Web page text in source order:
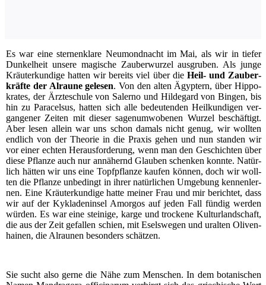
Es war eine ster­nen­kla­re Neu­mond­nacht im Mai, als wir in tie­fer
Dun­kel­heit unse­re magi­sche Zau­ber­wur­zel aus­gru­ben. Als jun­ge
Kräu­ter­kun­di­ge hat­ten wir bereits viel über die Heil- und Zau­ber­
kräf­te der Alrau­ne gele­sen. Von den alten Ägyp­tern, über Hip­po­
kra­tes, der Ärz­te­schu­le von Saler­no und Hil­de­gard von Bin­gen, bis
hin zu Para­cel­sus, hat­ten sich alle bedeu­ten­den Heil­kun­di­gen ver­
gan­ge­ner Zei­ten mit die­ser sagen­um­wo­be­nen Wur­zel beschäf­tigt.
Aber lesen allein war uns schon damals nicht genug, wir woll­ten
end­lich von der Theo­rie in die Pra­xis gehen und nun stan­den wir
vor einer ech­ten Her­aus­for­de­rung, wenn man den Geschich­ten über
die­se Pflan­ze auch nur annä­hernd Glau­ben schen­ken konn­te. Natür­
lich hät­ten wir uns eine Topf­pflan­ze kau­fen kön­nen, doch wir woll­
ten die Pflan­ze unbe­dingt in ihrer natür­li­chen Umge­bung ken­nen­ler­
nen. Eine Kräu­ter­kun­di­ge hat­te mei­ner Frau und mir berich­tet, dass
wir auf der Kykla­den­in­sel Amor­gos auf jeden Fall fün­dig wer­den
wür­den. Es war eine stei­ni­ge, kar­ge und tro­cke­ne Kul­tur­land­schaft,
die aus der Zeit gefal­len schien, mit Esels­we­gen und uralten Oli­ven­
hai­nen, die Alrau­nen beson­ders schätzen.
Sie sucht also ger­ne die Nähe zum Men­schen. In dem bota­ni­schen